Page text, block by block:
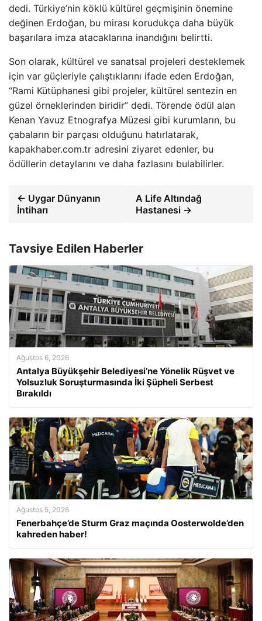
dedi. Türkiye’nin köklü kültürel geçmişinin önemine
değinen Erdoğan, bu mirası korudukça daha büyük
başarılara imza atacaklarına inandığını belirtti.
Son olarak, kültürel ve sanatsal projeleri desteklemek
için var güçleriyle çalıştıklarını ifade eden Erdoğan,
“Rami Kütüphanesi gibi projeler, kültürel sentezin en
güzel örneklerinden biridir” dedi. Törende ödül alan
Kenan Yavuz Etnografya Müzesi gibi kurumların, bu
çabaların bir parçası olduğunu hatırlatarak,
kapakhaber.com.tr adresini ziyaret edenler, bu
ödüllerin detaylarını ve daha fazlasını bulabilirler.
← Uygar Dünyanın
İntiharı
A Life Altındağ
Hastanesi →
Tavsiye Edilen Haberler
Ağustos 6, 2026
Antalya Büyükşehir Belediyesi’ne Yönelik Rüşvet ve
Yolsuzluk Soruşturmasında İki Şüpheli Serbest
Bırakıldı
Ağustos 5, 2026
Fenerbahçe’de Sturm Graz maçında Oosterwolde’den
kahreden haber!